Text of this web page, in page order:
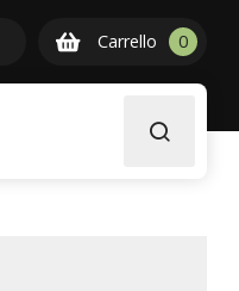
Carrello 00